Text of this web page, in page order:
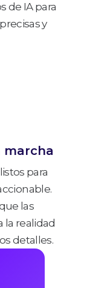
de IA para
y
marcha
para
las
la realidad
detalles.